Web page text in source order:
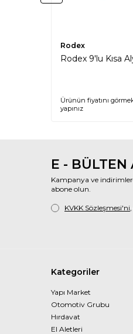
Rodex
Rodex 9'lu Kısa
Ürünün fiyatını
yapınız
E - BÜLTEN
Kampanya ve
abone olun.
KVKK Sözleşmesi'ni
Kategoriler
Yapı Market
Otomotiv Grubu
Hırdavat
El Aletleri